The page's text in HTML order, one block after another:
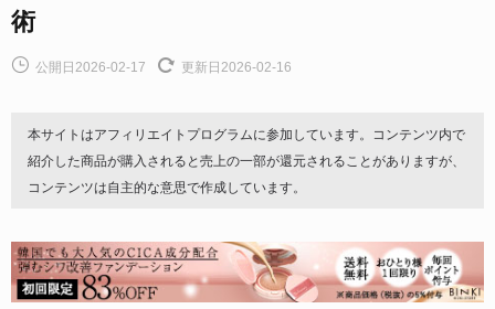
術
公開日2026-02-17 更新日2026-02-16
本サイトはアフィリエイトプログラムに参加しています。コンテンツ内で
紹介した商品が購入されると売上の一部が還元されることがありますが、
コンテンツは自主的な意思で作成しています。